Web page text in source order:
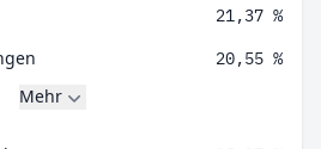
21,37 %
20,55 %
Mehr